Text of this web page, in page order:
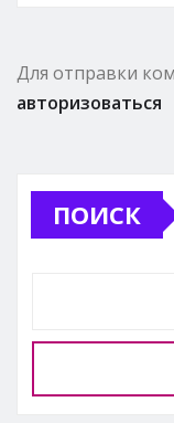
Для отправки
авторизоваться
ПОИСК